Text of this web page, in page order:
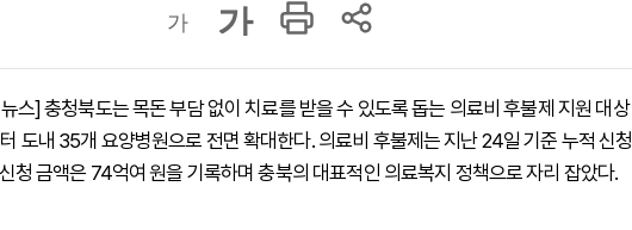
가 가
스] 충청북도는 목돈 부담 없이 치료를 받을 수 있도록 돕는 의료비 후불제 지원 대상
도내 35개 요양병원으로 전면 확대한다. 의료비 후불제는 지난 24일 기준 누적 신청
청 금액은 74억여 원을 기록하며 충북의 대표적인 의료복지 정책으로 자리 잡았다.